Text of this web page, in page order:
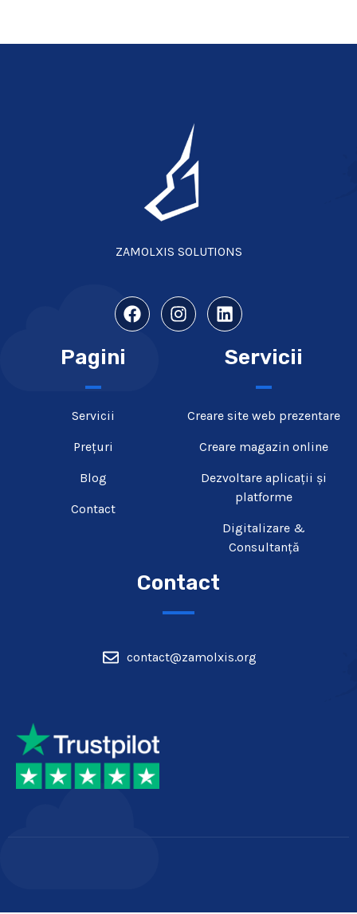
ZAMOLXIS SOLUTIONS
Pagini
Servicii
Prețuri
Blog
Contact
Servicii
Creare site web prezentare​
Creare magazin online
Dezvoltare aplicații și
platforme
Digitalizare &
Consultanță
Contact
contact@zamolxis.org